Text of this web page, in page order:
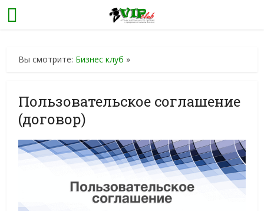
Вы смотрите: Бизнес клуб »
Пользовательское соглашение
(договор)